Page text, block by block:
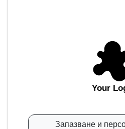
Your
Запазване и